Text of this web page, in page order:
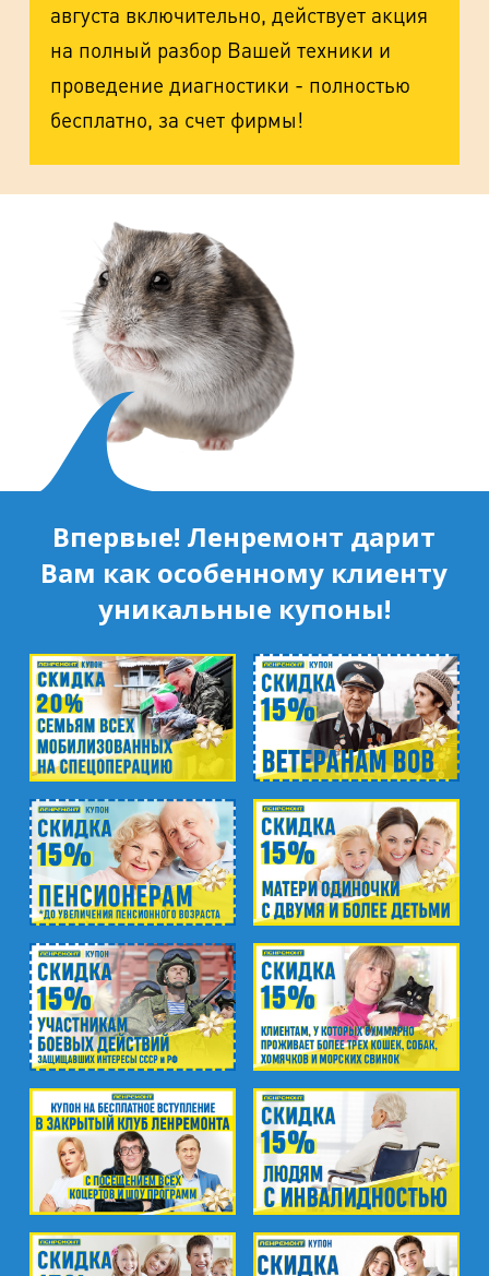
августа включительно, действует акция
на полный разбор Вашей техники и
проведение диагностики - полностью
бесплатно, за счет фирмы!
Впервые! Ленремонт дарит
Вам как особенному клиенту
уникальные купоны!